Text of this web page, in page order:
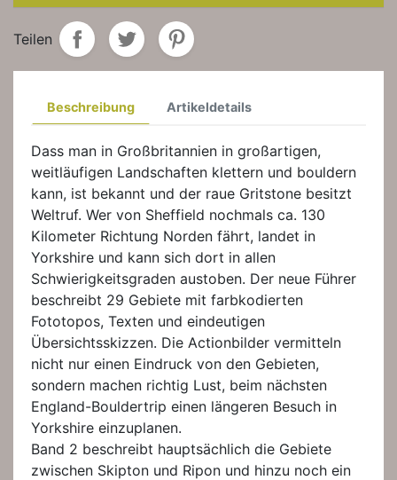
Teilen
Beschreibung Artikeldetails
Dass man in Großbritannien in großartigen,
weitläufigen Landschaften klettern und bouldern
kann, ist bekannt und der raue Gritstone besitzt
Weltruf. Wer von Sheffield nochmals ca. 130
Kilometer Richtung Norden fährt, landet in
Yorkshire und kann sich dort in allen
Schwierigkeitsgraden austoben. Der neue Führer
beschreibt 29 Gebiete mit farbkodierten
Fototopos, Texten und eindeutigen
Übersichtsskizzen. Die Actionbilder vermitteln
nicht nur einen Eindruck von den Gebieten,
sondern machen richtig Lust, beim nächsten
England-Bouldertrip einen längeren Besuch in
Yorkshire einzuplanen.
Band 2 beschreibt hauptsächlich die Gebiete
zwischen Skipton und Ripon und hinzu noch ein